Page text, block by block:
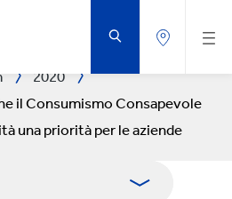
2020
il Consumismo Consapevole
una priorità per le aziende